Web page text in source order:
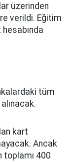
üzerinden
verildi. Eğitim
tüm
kart
Ancak
toplamı 400